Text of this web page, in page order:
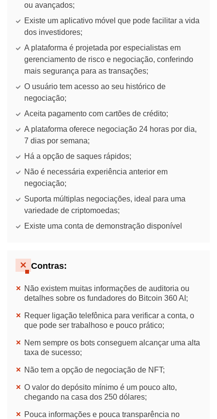
ou avançados;
Existe um aplicativo móvel que pode facilitar a vida
dos investidores;
A plataforma é projetada por especialistas em
gerenciamento de risco e negociação, conferindo
mais segurança para as transações;
O usuário tem acesso ao seu histórico de
negociação;
Aceita pagamento com cartões de crédito;
A plataforma oferece negociação 24 horas por dia,
7 dias por semana;
Há a opção de saques rápidos;
Não é necessária experiência anterior em
negociação;
Suporta múltiplas negociações, ideal para uma
variedade de criptomoedas;
Existe uma conta de demonstração disponível
Contras:
Não existem muitas informações de auditoria ou
detalhes sobre os fundadores do Bitcoin 360 AI;
Requer ligação telefônica para verificar a conta, o
que pode ser trabalhoso e pouco prático;
Nem sempre os bots conseguem alcançar uma alta
taxa de sucesso;
Não tem a opção de negociação de NFT;
O valor do depósito mínimo é um pouco alto,
chegando na casa dos 250 dólares;
Pouca informações e pouca transparência no